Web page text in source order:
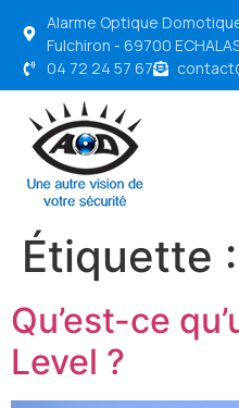
Alarme Optique
Fulchiron - 69700
04 72 24 57 67
Étiquette :
Qu’est-ce
Level ?